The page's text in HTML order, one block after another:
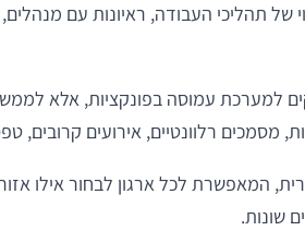
תהליכי העבודה, ראיונות עם מנהלים,
למערכת עמוסה בפונקציות, אלא
מסמכים רלוונטיים, אירועים קרובים,
המאפשרת לכל ארגון לבחור אילו
שונות.